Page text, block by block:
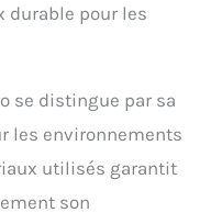
durable pour les
se distingue par sa
les environnements
utilisés garantit
son